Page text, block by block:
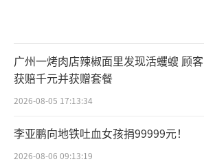
广州一烤肉店辣椒面里发现活蠼螋 顾客
获赔千元并获赠套餐
2026-08-05 17:13:34
李亚鹏向地铁吐血女孩捐99999元！
2026-08-06 09:13:19